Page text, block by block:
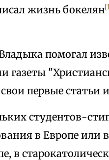
жизнь бокелян
помогал
газеты
первые статьи
студентов-
в Европе или
в